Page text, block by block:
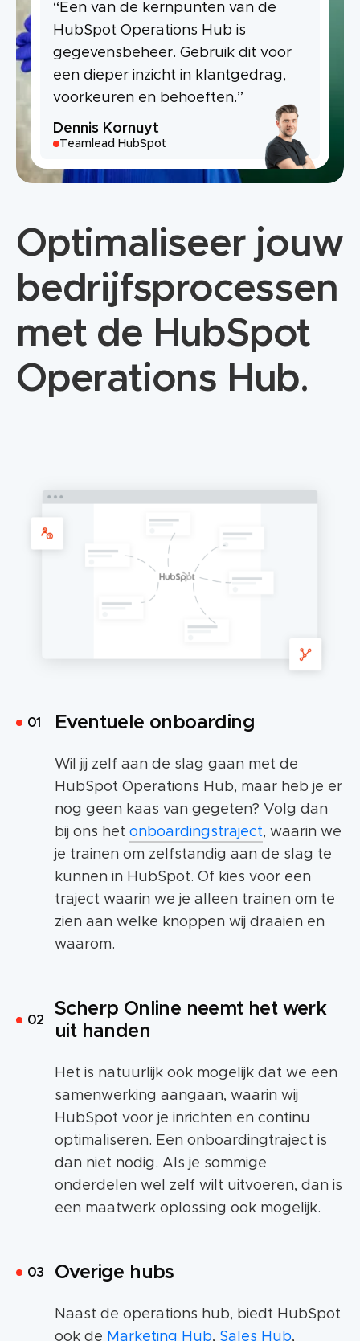
“Een van de kernpunten van de
HubSpot Operations Hub is
gegevensbeheer. Gebruik dit voor
een dieper inzicht in klantgedrag,
voorkeuren en behoeften.”
Dennis Kornuyt
Teamlead HubSpot
Optimaliseer jouw
bedrijfsprocessen
met de HubSpot
Operations Hub.
Eventuele onboarding
Wil jij zelf aan de slag gaan met de
HubSpot Operations Hub, maar heb je er
nog geen kaas van gegeten? Volg dan
bij ons het onboardingstraject, waarin we
je trainen om zelfstandig aan de slag te
kunnen in HubSpot. Of kies voor een
traject waarin we je alleen trainen om te
zien aan welke knoppen wij draaien en
waarom.
Scherp Online neemt het werk
uit handen
Het is natuurlijk ook mogelijk dat we een
samenwerking aangaan, waarin wij
HubSpot voor je inrichten en continu
optimaliseren. Een onboardingtraject is
dan niet nodig. Als je sommige
onderdelen wel zelf wilt uitvoeren, dan is
een maatwerk oplossing ook mogelijk.
Overige hubs
Naast de operations hub, biedt HubSpot
ook de Marketing Hub, Sales Hub,